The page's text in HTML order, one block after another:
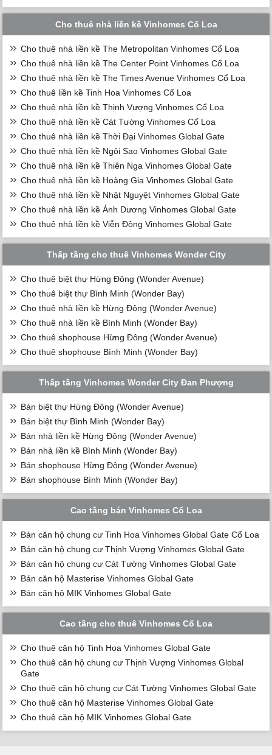
Cho thuê nhà liền kề Vinhomes Cổ Loa
Cho thuê nhà liền kề The Metropolitan Vinhomes Cổ Loa
Cho thuê nhà liền kề The Center Point Vinhomes Cổ Loa
Cho thuê nhà liền kề The Times Avenue Vinhomes Cổ Loa
Cho thuê liền kề Tinh Hoa Vinhomes Cổ Loa
Cho thuê nhà liền kề Thịnh Vượng Vinhomes Cổ Loa
Cho thuê nhà liền kề Cát Tường Vinhomes Cổ Loa
Cho thuê nhà liền kề Thời Đại Vinhomes Global Gate
Cho thuê nhà liền kề Ngôi Sao Vinhomes Global Gate
Cho thuê nhà liền kề Thiên Nga Vinhomes Global Gate
Cho thuê nhà liền kề Hoàng Gia Vinhomes Global Gate
Cho thuê nhà liền kề Nhật Nguyệt Vinhomes Global Gate
Cho thuê nhà liền kề Ánh Dương Vinhomes Global Gate
Cho thuê nhà liền kề Viễn Đông Vinhomes Global Gate
Thấp tầng cho thuê Vinhomes Wonder City
Cho thuê biệt thự Hừng Đông (Wonder Avenue)
Cho thuê biệt thự Bình Minh (Wonder Bay)
Cho thuê nhà liền kề Hừng Đông (Wonder Avenue)
Cho thuê nhà liền kề Bình Minh (Wonder Bay)
Cho thuê shophouse Hừng Đông (Wonder Avenue)
Cho thuê shophouse Bình Minh (Wonder Bay)
Thấp tầng Vinhomes Wonder City Đan Phượng
Bán biệt thự Hừng Đông (Wonder Avenue)
Bán biệt thự Bình Minh (Wonder Bay)
Bán nhà liền kề Hừng Đông (Wonder Avenue)
Bán nhà liền kề Bình Minh (Wonder Bay)
Bán shophouse Hừng Đông (Wonder Avenue)
Bán shophouse Bình Minh (Wonder Bay)
Cao tầng bán Vinhomes Cổ Loa
Bán căn hộ chung cư Tinh Hoa Vinhomes Global Gate Cổ Loa
Bán căn hộ chung cư Thịnh Vượng Vinhomes Global Gate
Bán căn hộ chung cư Cát Tường Vinhomes Global Gate
Bán căn hộ Masterise Vinhomes Global Gate
Bán căn hộ MIK Vinhomes Global Gate
Cao tầng cho thuê Vinhomes Cổ Loa
Cho thuê căn hộ Tinh Hoa Vinhomes Global Gate
Cho thuê căn hộ chung cư Thịnh Vượng Vinhomes Global
Gate
Cho thuê căn hộ chung cư Cát Tường Vinhomes Global Gate
Cho thuê căn hộ Masterise Vinhomes Global Gate
Cho thuê căn hộ MIK Vinhomes Global Gate